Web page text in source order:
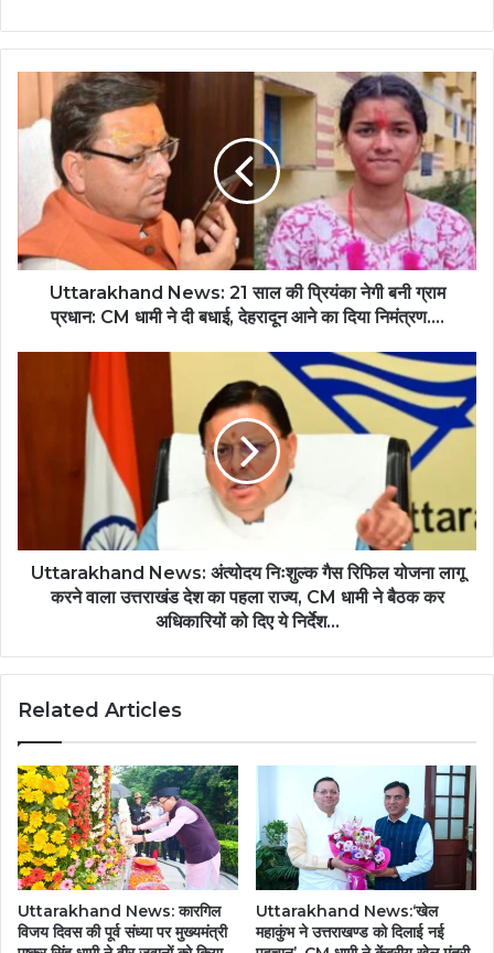
Uttarakhand News: 21 साल की प्रियंका नेगी बनी ग्राम
प्रधान: CM धामी ने दी बधाई, देहरादून आने का दिया निमंत्रण....
Uttarakhand News: अंत्योदय निःशुल्क गैस रिफिल योजना लागू
करने वाला उत्तराखंड देश का पहला राज्य, CM धामी ने बैठक कर
अधिकारियों को दिए ये निर्देश...
Related Articles
Uttarakhand News: कारगिल
विजय दिवस की पूर्व संध्या पर मुख्यमंत्री
Uttarakhand News:‘खेल
महाकुंभ ने उत्तराखण्ड को दिलाई नई